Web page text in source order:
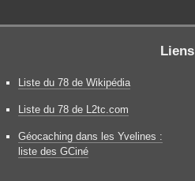
Liens
Liste du 78 de Wikipédia
Liste du 78 de L2tc.com
Géocaching dans les Yvelines :
liste des GCiné